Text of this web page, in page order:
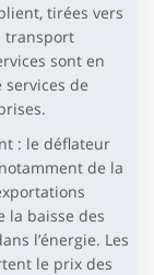
tirées vers
transport
sont en
services de
: le déflateur
de la
la baisse des
l’énergie. Les
le prix des